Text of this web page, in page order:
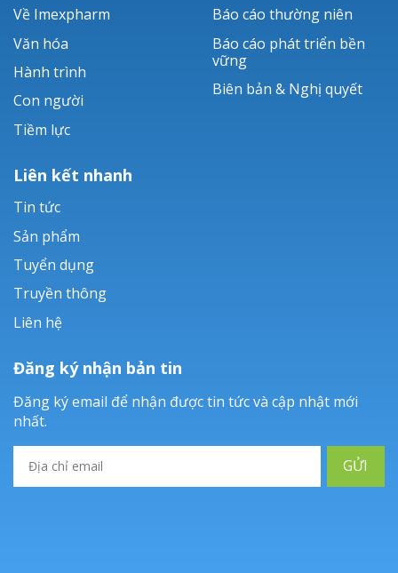
Về Imexpharm
Văn hóa
Hành trình
Con người
Tiềm lực
Báo cáo thường niên
Báo cáo phát triển bền
vững
Biên bản & Nghị quyết
Liên kết nhanh
Tin tức
Sản phẩm
Tuyển dụng
Truyền thông
Liên hệ
Đăng ký nhận bản tin
Đăng ký email để nhận được tin tức và cập nhật mới
nhất.
GỬI